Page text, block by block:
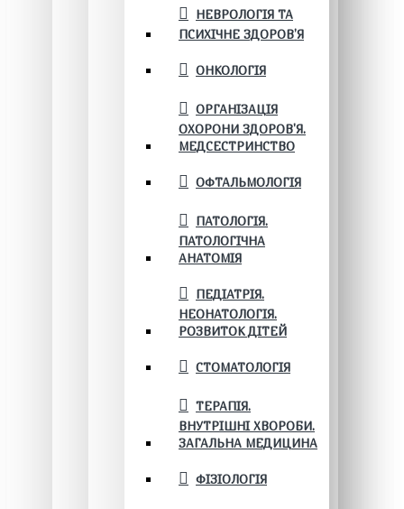
НЕВРОЛОГІЯ ТА
ПСИХІЧНЕ ЗДОРОВ’Я
ОНКОЛОГІЯ
ОРГАНІЗАЦІЯ
ОХОРОНИ ЗДОРОВ'Я.
МЕДСЕСТРИНСТВО
ОФТАЛЬМОЛОГІЯ
ПАТОЛОГІЯ.
ПАТОЛОГІЧНА
АНАТОМІЯ
ПЕДІАТРІЯ.
НЕОНАТОЛОГІЯ.
РОЗВИТОК ДІТЕЙ
СТОМАТОЛОГІЯ
ТЕРАПІЯ.
ВНУТРІШНІ ХВОРОБИ.
ЗАГАЛЬНА МЕДИЦИНА
ФІЗІОЛОГІЯ